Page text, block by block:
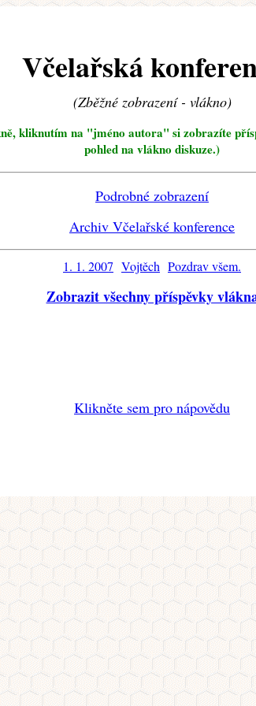
Včelařská
(Zběžné zobrazení - vlákno)
kliknutím na "jméno autora" si zobrazíte
pohled na vlákno diskuze.)
Podrobné zobrazení
Archiv Včelařské konference
1. 1. 2007 Vojtěch Pozdrav všem.
Zobrazit všechny příspěvky
Klikněte sem pro nápovědu